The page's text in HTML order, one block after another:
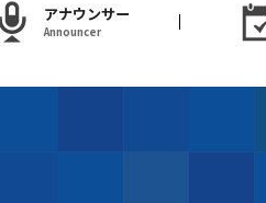
アナウンサー
Announcer
アナウンサー
Announcer
試写会・プレゼント